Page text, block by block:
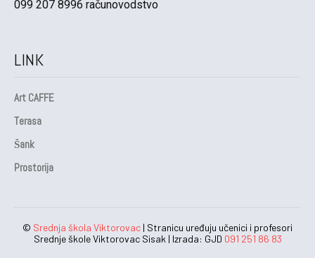
099 207 8996 računovodstvo
LINK
Art CAFFE
Terasa
Šank
Prostorija
© Srednja škola Viktorovac | Stranicu uređuju učenici i profesori
Srednje škole Viktorovac Sisak | Izrada: GJD 091 251 86 83